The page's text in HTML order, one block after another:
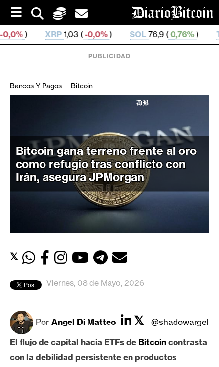
i
p
t
o
1,03 (-0,0%) SOL76,9 (0,76%) TRX0,330 371 (
i
p
t
o
M
a
o
s
i
t
c
o
i
PUBLICIDAD
Bancos Y Pagos Bitcoin
Bitcoin gana terreno frente al oro
como refugio tras conflicto con
Irán, asegura JPMorgan
𝕏
Viernes, 08 de Mayo, 2026
Por Angel Di Matteo 𝕏
@shadowargel
El flujo de capital hacia ETFs de Bitcoincontrasta
con la debilidad persistente en productos